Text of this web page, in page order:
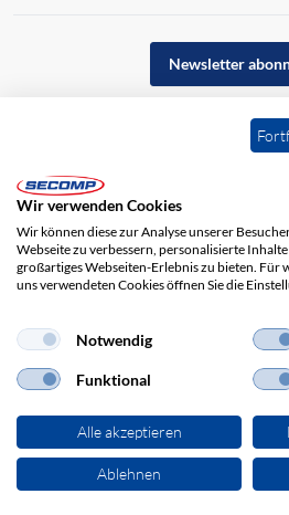
Newsletter
Impressum
© 2026 SECOMP Electronic Components
powered by
Wir verwenden Cookies
Wir können diese zur Analyse unserer
Webseite zu verbessern, personalisierte
großartiges Webseiten-Erlebnis zu bieten. Für
uns verwendeten Cookies öffnen Sie die
Notwendig
Funktional
Alle akzeptieren
Ablehnen